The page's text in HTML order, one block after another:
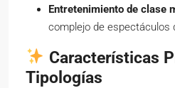
Entretenimiento de clase
complejo de espectáculos
Características
Tipologías